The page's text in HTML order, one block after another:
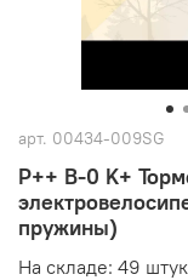
арт. 00434-009SG
P++ B-0 K+
пружины)
На складе: 49 штук